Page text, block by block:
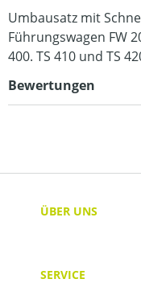
Umbausatz mit
Führungswagen FW
400. TS 410 und TS
Bewertungen
ÜBER UNS
SERVICE